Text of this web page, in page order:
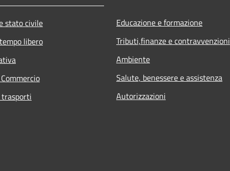
stato civile
libero
Educazione e formazione
Tributi,finanze e contravvenzioni
Ambiente
Salute, benessere e assistenza
Autorizzazioni